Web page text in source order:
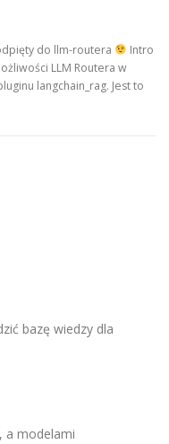
do llm-routera
Intro
LLM Routera w
langchain_rag. Jest to
bazę wiedzy dla
a modelami